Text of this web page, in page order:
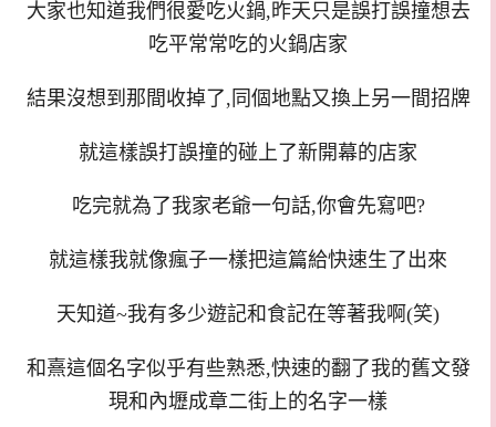
大家也知道我們很愛吃火鍋,昨天只是誤打誤撞想去
吃平常常吃的火鍋店家
結果沒想到那間收掉了,同個地點又換上另一間招牌
就這樣誤打誤撞的碰上了新開幕的店家
吃完就為了我家老爺一句話,你會先寫吧?
就這樣我就像瘋子一樣把這篇給快速生了出來
天知道~我有多少遊記和食記在等著我啊(笑)
和熹這個名字似乎有些熟悉,快速的翻了我的舊文發
現和內壢成章二街上的名字一樣